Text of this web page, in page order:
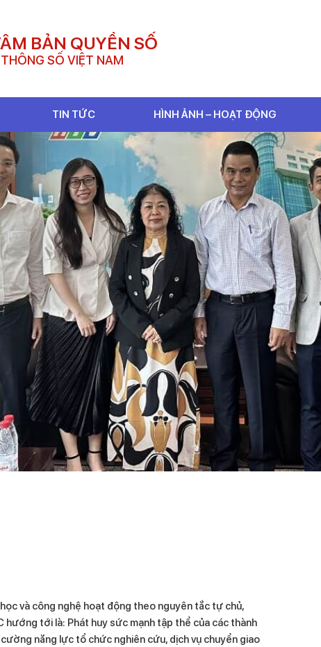
BẢN QUYỀN SỐ
SỐ VIỆT NAM
TIN TỨC HÌNH ẢNH – HOẠT ĐỘNG
và công nghệ hoạt động theo nguyên tắc tự chủ,
hướng tới là: Phát huy sức mạnh tập thể của các thành
năng lực tổ chức nghiên cứu, dịch vụ chuyển giao